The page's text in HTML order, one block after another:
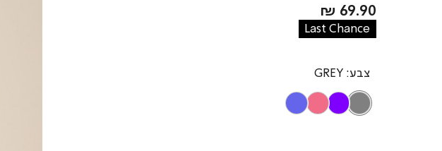
מחיר
מוצר
69.90 ₪
Last Chance
צבע GREY
GREY
PURPLE
PINK
LIGHT
BLUE